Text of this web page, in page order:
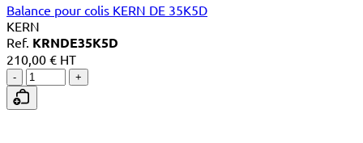
Balance pour colis KERN DE 35K5D
KERN
Ref. KRNDE35K5D
210,00 € HT
- +